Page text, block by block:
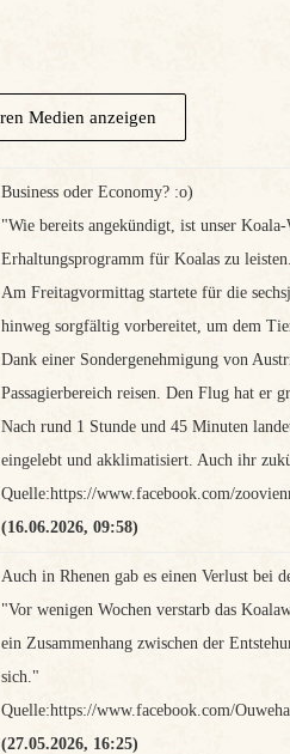
Business oder Economy? :o)
"Wie bereits angekündigt, ist unser
Erhaltungsprogramm für Koalas zu leisten.
Am Freitagvormittag startete für die
hinweg sorgfältig vorbereitet, um dem
Dank einer Sondergenehmigung von
Passagierbereich reisen. Den Flug hat er
Nach rund 1 Stunde und 45 Minuten
eingelebt und akklimatisiert. Auch ihr
Quelle:https://www.facebook.com/
(16.06.2026, 09:58)
Auch in Rhenen gab es einen Verlust bei
"Vor wenigen Wochen verstarb das
ein Zusammenhang zwischen der
sich."
Quelle:https://www.facebook.com/
(27.05.2026, 16:25)